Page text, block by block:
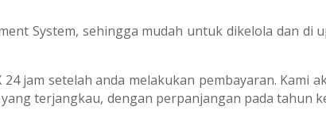
System, sehingga mudah untuk dikelola dan di
jam setelah anda melakukan pembayaran. Kami
terjangkau, dengan perpanjangan pada tahun